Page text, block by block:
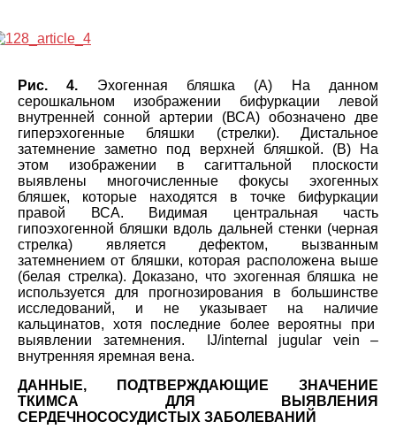
Рис. 4. Эхогенная бляшка (А) На данном
серошкальном изображении бифуркации левой
внутренней сонной артерии (ВСА) обозначено две
гиперэхогенные бляшки (стрелки). Дистальное
затемнение заметно под верхней бляшкой. (В) На
этом изображении в сагиттальной плоскости
выявлены многочисленные фокусы эхогенных
бляшек, которые находятся в точке бифуркации
правой ВСА. Видимая центральная часть
гипоэхогенной бляшки вдоль дальней стенки (черная
стрелка) является дефектом, вызванным
затемнением от бляшки, которая расположена выше
(белая стрелка). Доказано, что эхогенная бляшка не
используется для прогнозирования в большинстве
исследований, и не указывает на наличие
кальцинатов, хотя последние более вероятны при
выявлении затемнения. IJ/internal jugular vein –
внутренняя яремная вена.
ДАННЫЕ, ПОДТВЕРЖДАЮЩИЕ ЗНАЧЕНИЕ
ТКИМСА ДЛЯ ВЫЯВЛЕНИЯ
СЕРДЕЧНОСОСУДИСТЫХ ЗАБОЛЕВАНИЙ